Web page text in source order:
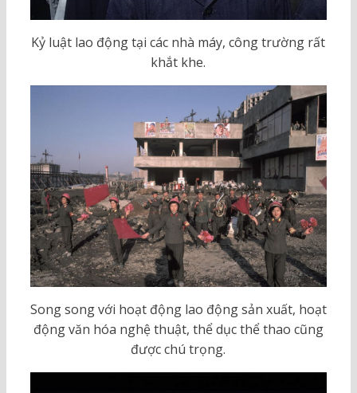
Kỷ luật lao động tại các nhà máy, công trường rất
khắt khe.
Song song với hoạt động lao động sản xuất, hoạt
động văn hóa nghệ thuật, thể dục thể thao cũng
được chú trọng.